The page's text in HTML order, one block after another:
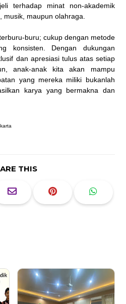
terhadap minat non-akademik
musik, maupun olahraga.
buru; cukup dengan metode
konsisten. Dengan dukungan
dan apresiasi tulus atas setiap
anak-anak kita akan mampu
yang mereka miliki bukanlah
karya yang bermakna dan
THIS